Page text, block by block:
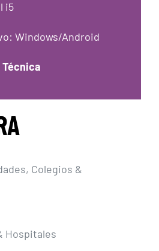
i5
Windows/Android
Colegios &
Hospitales